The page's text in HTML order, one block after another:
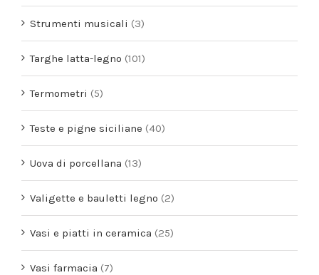
Strumenti musicali (3)
Targhe latta-legno (101)
Termometri (5)
Teste e pigne siciliane (40)
Uova di porcellana (13)
Valigette e bauletti legno (2)
Vasi e piatti in ceramica (25)
Vasi farmacia (7)